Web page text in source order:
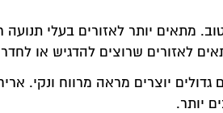
מתאים יותר לאזורים בעלי תנועה
לאזורים שרוצים להדגיש או
יוצרים מראה מרווח ונקי.
יותר.